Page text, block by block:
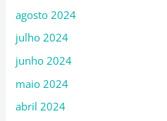
agosto 2024
julho 2024
junho 2024
maio 2024
abril 2024